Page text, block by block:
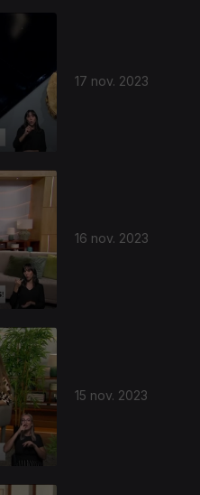
17 nov. 2023
16 nov. 2023
15 nov. 2023